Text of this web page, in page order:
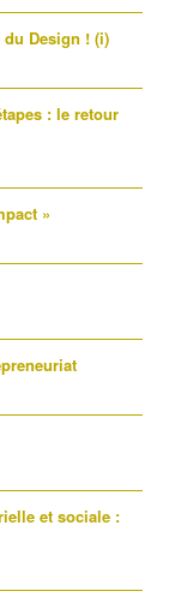
Design ! (i)
: le retour
»
et sociale :